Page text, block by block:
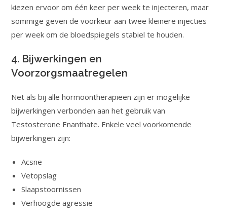
kiezen ervoor om één keer per week te injecteren, maar
sommige geven de voorkeur aan twee kleinere injecties
per week om de bloedspiegels stabiel te houden.
4. Bijwerkingen en
Voorzorgsmaatregelen
Net als bij alle hormoontherapieën zijn er mogelijke
bijwerkingen verbonden aan het gebruik van
Testosterone Enanthate. Enkele veel voorkomende
bijwerkingen zijn:
Acsne
Vetopslag
Slaapstoornissen
Verhoogde agressie